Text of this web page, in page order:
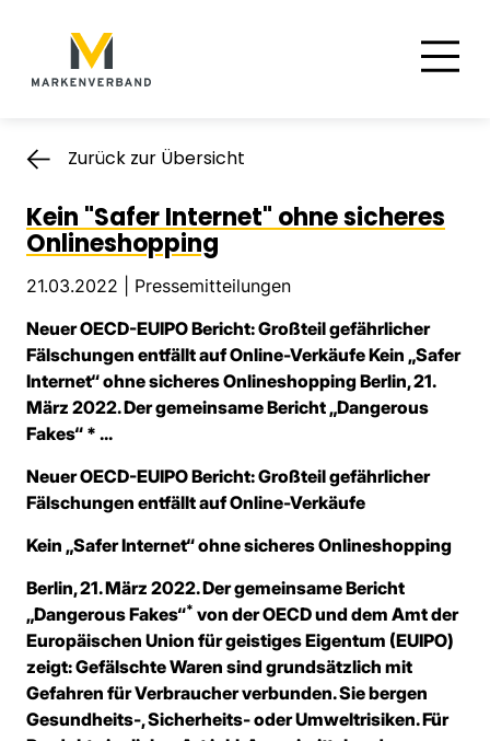
Hauptnavigation
Zurück zur Übersicht
Kein "Safer Internet" ohne sicheres
Onlineshopping
21.03.2022 | Pressemitteilungen
Neuer OECD-EUIPO Bericht: Großteil gefährlicher
Fälschungen entfällt auf Online-Verkäufe Kein „Safer
Internet“ ohne sicheres Onlineshopping Berlin, 21.
März 2022. Der gemeinsame Bericht „Dangerous
Fakes“ * ...
Neuer OECD-EUIPO Bericht: Großteil gefährlicher
Fälschungen entfällt auf Online-Verkäufe
Kein „Safer Internet“ ohne sicheres Onlineshopping
Berlin, 21. März 2022. Der gemeinsame Bericht
„Dangerous Fakes“* von der OECD und dem Amt der
Europäischen Union für geistiges Eigentum (EUIPO)
zeigt: Gefälschte Waren sind grundsätzlich mit
Gefahren für Verbraucher verbunden. Sie bergen
Gesundheits-, Sicherheits- oder Umweltrisiken. Für